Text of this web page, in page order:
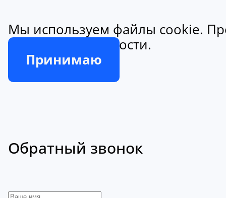
Мы используем файлы cookie.
конфиденциальности.
Принимаю
Обратный звонок